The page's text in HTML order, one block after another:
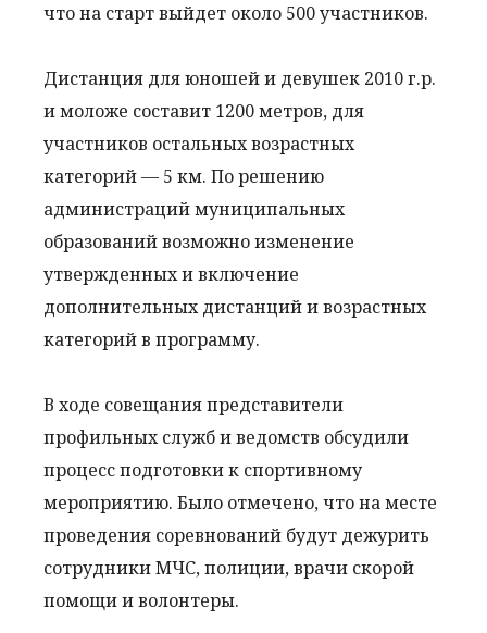
что на старт выйдет около 500 участников.
Дистанция для юношей и девушек 2010 г.р.
и моложе составит 1200 метров, для
участников остальных возрастных
категорий — 5 км. По решению
администраций муниципальных
образований возможно изменение
утвержденных и включение
дополнительных дистанций и возрастных
категорий в программу.
В ходе совещания представители
профильных служб и ведомств обсудили
процесс подготовки к спортивному
мероприятию. Было отмечено, что на месте
проведения соревнований будут дежурить
сотрудники МЧС, полиции, врачи скорой
помощи и волонтеры.